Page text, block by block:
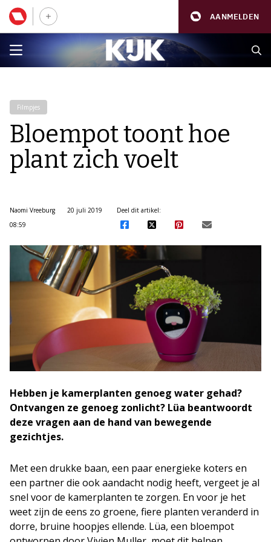
AANMELDEN
Filmpjes
Bloempot toont hoe
plant zich voelt
Naomi Vreeburg
20 juli 2019
08:59
Deel dit artikel:
Hebben je kamerplanten genoeg water gehad?
Ontvangen ze genoeg zonlicht? Lüa beantwoordt
deze vragen aan de hand van bewegende
gezichtjes.
Met een drukke baan, een paar energieke koters en
een partner die ook aandacht nodig heeft, vergeet je al
snel voor de kamerplanten te zorgen. En voor je het
weet zijn de eens zo groene, fiere planten veranderd in
dorre, bruine hoopjes ellende. Lüa, een bloempot